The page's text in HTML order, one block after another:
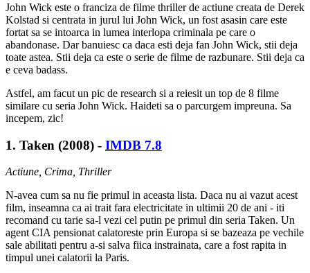
John Wick este o franciza de filme thriller de actiune creata de Derek
Kolstad si centrata in jurul lui John Wick, un fost asasin care este
fortat sa se intoarca in lumea interlopa criminala pe care o
abandonase. Dar banuiesc ca daca esti deja fan John Wick, stii deja
toate astea. Stii deja ca este o serie de filme de razbunare. Stii deja ca
e ceva badass.
Astfel, am facut un pic de research si a reiesit un top de 8 filme
similare cu seria John Wick. Haideti sa o parcurgem impreuna. Sa
incepem, zic!
1. Taken (2008) - IMDB 7.8
Actiune, Crima, Thriller
N-avea cum sa nu fie primul in aceasta lista. Daca nu ai vazut acest
film, inseamna ca ai trait fara electricitate in ultimii 20 de ani - iti
recomand cu tarie sa-l vezi cel putin pe primul din seria Taken. Un
agent CIA pensionat calatoreste prin Europa si se bazeaza pe vechile
sale abilitati pentru a-si salva fiica instrainata, care a fost rapita in
timpul unei calatorii la Paris.